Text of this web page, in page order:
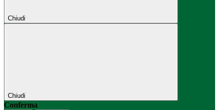
Chiudi
Chiudi
Conferma